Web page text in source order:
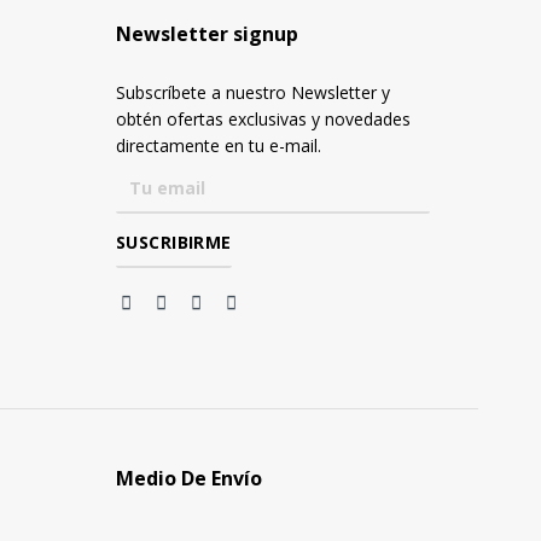
Newsletter signup
Subscríbete a nuestro Newsletter y
obtén ofertas exclusivas y novedades
directamente en tu e-mail.
Medio De Envío